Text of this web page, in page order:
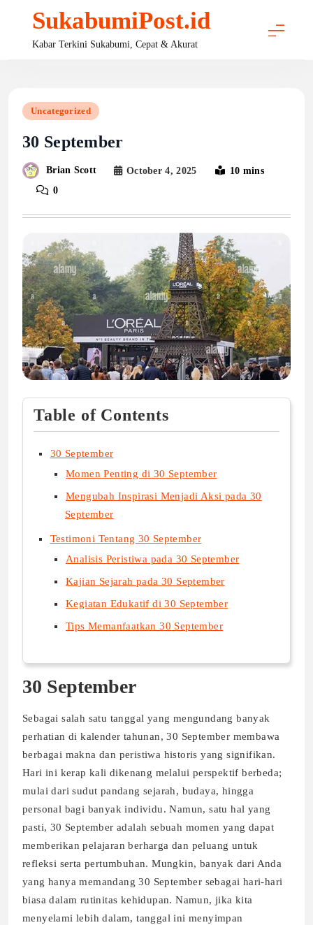
content
SukabumiPost.id
Kabar Terkini Sukabumi, Cepat & Akurat
Uncategorized
30 September
Brian Scott October 4, 2025
10 mins
0
Table of Contents
30 September
Momen Penting di 30 September
Mengubah Inspirasi Menjadi Aksi pada 30
September
Testimoni Tentang 30 September
Analisis Peristiwa pada 30 September
Kajian Sejarah pada 30 September
Kegiatan Edukatif di 30 September
Tips Memanfaatkan 30 September
30 September
Sebagai salah satu tanggal yang mengundang banyak
perhatian di kalender tahunan, 30 September membawa
berbagai makna dan peristiwa historis yang signifikan.
Hari ini kerap kali dikenang melalui perspektif berbeda;
mulai dari sudut pandang sejarah, budaya, hingga
personal bagi banyak individu. Namun, satu hal yang
pasti, 30 September adalah sebuah momen yang dapat
memberikan pelajaran berharga dan peluang untuk
refleksi serta pertumbuhan. Mungkin, banyak dari Anda
yang hanya memandang 30 September sebagai hari-hari
biasa dalam rutinitas kehidupan. Namun, jika kita
menyelami lebih dalam, tanggal ini menyimpan